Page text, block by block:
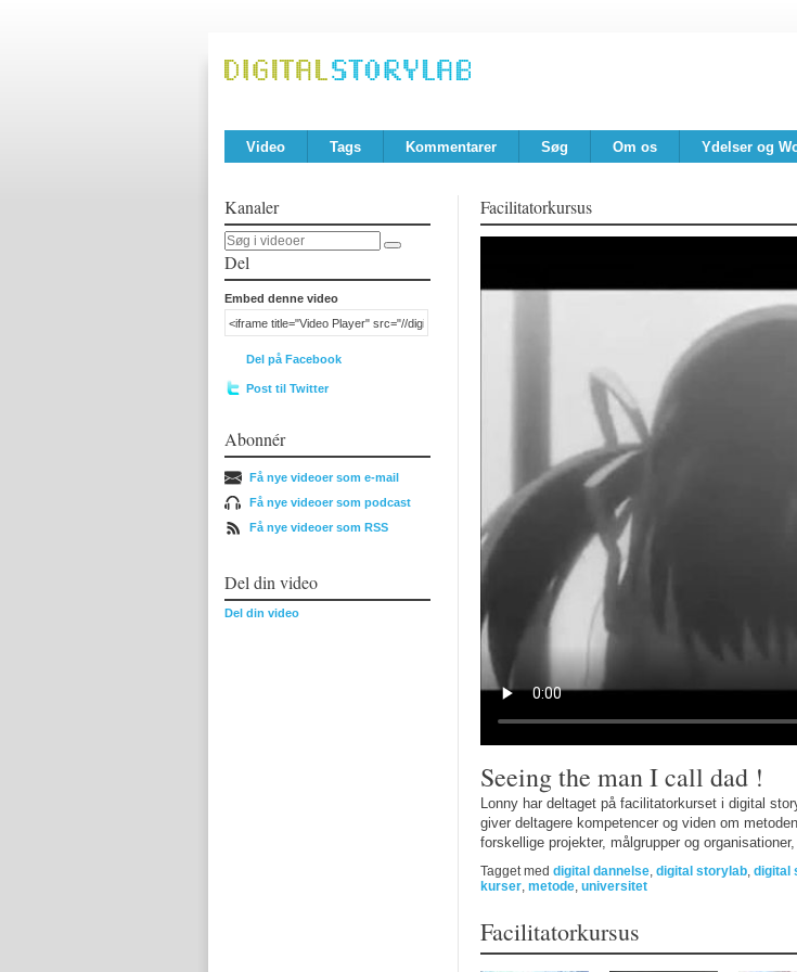
Video Tags Kommentarer Søg Om os Ydelser og
Kanaler
Del
Embed denne video
Del på Facebook
Post til Twitter
Abonnér
Få nye videoer som e-mail
Få nye videoer som podcast
Få nye videoer som RSS
Del din video
Del din video
Facilitatorkursus
Seeing the man I call dad !
Lonny har deltaget på facilitatorkurset i digital
giver deltagere kompetencer og viden om
forskellige projekter, målgrupper og
Tagget med digital dannelse, digital storylab, digital
kurser, metode, universitet
Facilitatorkursus